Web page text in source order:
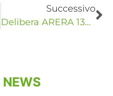
Successivo
Delibera ARERA 135/2024: cosa cambia per attivazioni, disattivazioni e variazioni di potenza nel SII
NEWS